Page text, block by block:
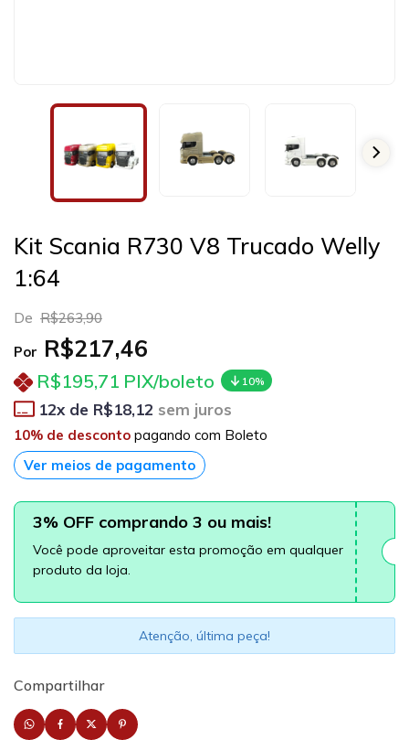
Kit Scania R730 V8 Trucado Welly
1:64
De R$263,90
Por R$217,46
R$195,71 PIX/boleto 10%
12x de R$18,12 sem juros
10% de desconto pagando com Boleto
Ver meios de pagamento
3% OFF comprando 3 ou mais!
Você pode aproveitar esta promoção em qualquer
produto da loja.
Atenção, última peça!
Compartilhar